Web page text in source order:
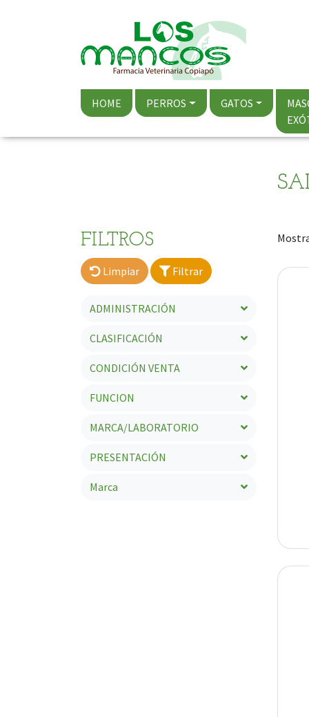
HOME PERROS GATOS
FILTROS
Limpiar Filtrar
ADMINISTRACIÓN
CLASIFICACIÓN
CONDICIÓN VENTA
FUNCION
MARCA/LABORATORIO
PRESENTACIÓN
Marca